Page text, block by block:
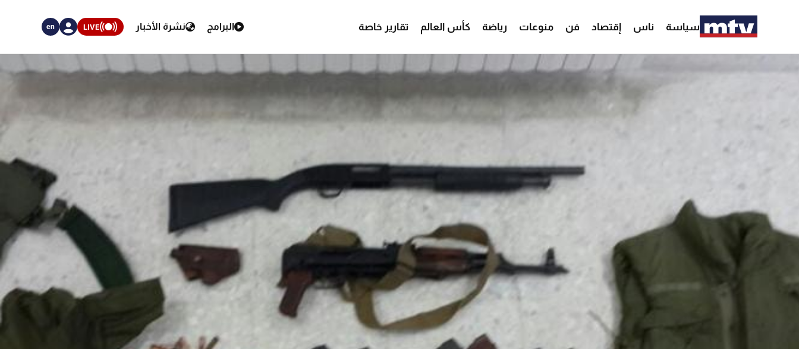
سياسة ناس إقتصاد فن منوعات رياضة كأس العالم تقارير خاصة البرامج نشرة الأخبار LIVE
en